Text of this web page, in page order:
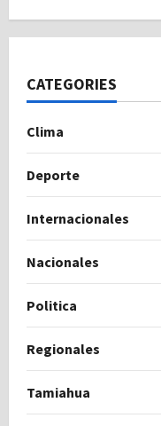
CATEGORIES
Clima
Deporte
Internacionales
Nacionales
Politica
Regionales
Tamiahua